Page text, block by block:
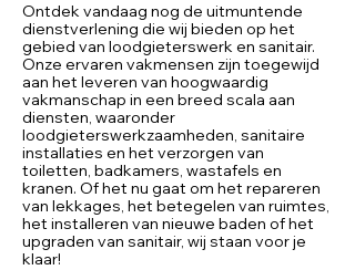
Ontdek vandaag nog de uitmuntende
dienstverlening die wij bieden op het
gebied van loodgieterswerk en sanitair.
Onze ervaren vakmensen zijn toegewijd
aan het leveren van hoogwaardig
vakmanschap in een breed scala aan
diensten, waaronder
loodgieterswerkzaamheden, sanitaire
installaties en het verzorgen van
toiletten, badkamers, wastafels en
kranen. Of het nu gaat om het repareren
van lekkages, het betegelen van ruimtes,
het installeren van nieuwe baden of het
upgraden van sanitair, wij staan voor je
klaar!